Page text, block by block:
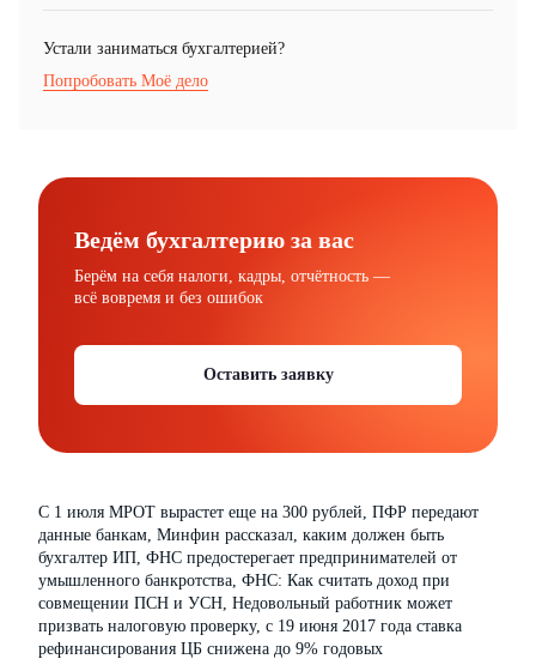
Устали заниматься бухгалтерией?
Попробовать Моё дело
Ведём бухгалтерию за вас
Берём на себя налоги, кадры, отчётность —
всё вовремя и без ошибок
Оставить заявку
С 1 июля МРОТ вырастет еще на 300 рублей, ПФР передают
данные банкам, Минфин рассказал, каким должен быть
бухгалтер ИП, ФНС предостерегает предпринимателей от
умышленного банкротства, ФНС: Как считать доход при
совмещении ПСН и УСН, Недовольный работник может
призвать налоговую проверку, с 19 июня 2017 года ставка
рефинансирования ЦБ снижена до 9% годовых